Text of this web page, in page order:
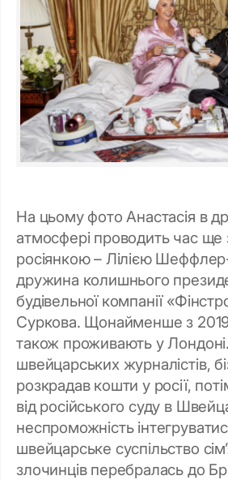
На цьому фото Анастасія в
атмосфері проводить час ще
росіянкою – Лілією
дружина колишнього
будівельної компанії
Суркова. Щонайменше з
також проживають у
швейцарських журналістів,
розкрадав кошти у росії,
від російського суду в
неспроможність
швейцарське суспільство
злочинців перебралась до